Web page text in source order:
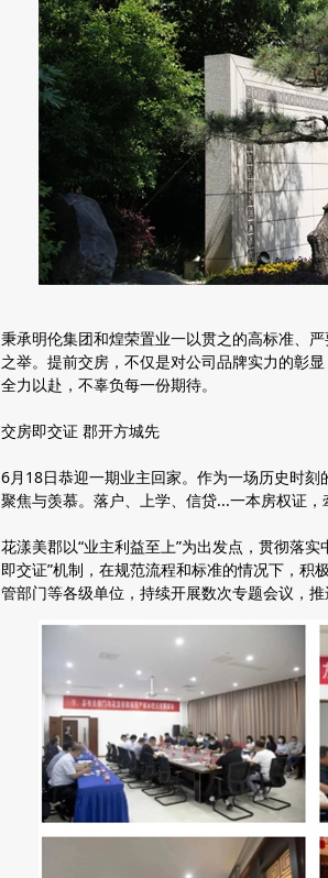
秉承明伦集团和煌荣置业一以贯之的高标准、
之举。提前交房，不仅是对公司品牌实力的彰
全力以赴，不辜负每一份期待。
交房即交证 郡开方城先
6月18日恭迎一期业主回家。作为一场历史时
聚焦与羡慕。落户、上学、信贷...一本房权证，
花漾美郡以“业主利益至上”为出发点，贯彻落
即交证”机制，在规范流程和标准的情况下，积
管部门等各级单位，持续开展数次专题会议，推